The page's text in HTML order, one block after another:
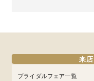
来
ブライダルフェア一覧